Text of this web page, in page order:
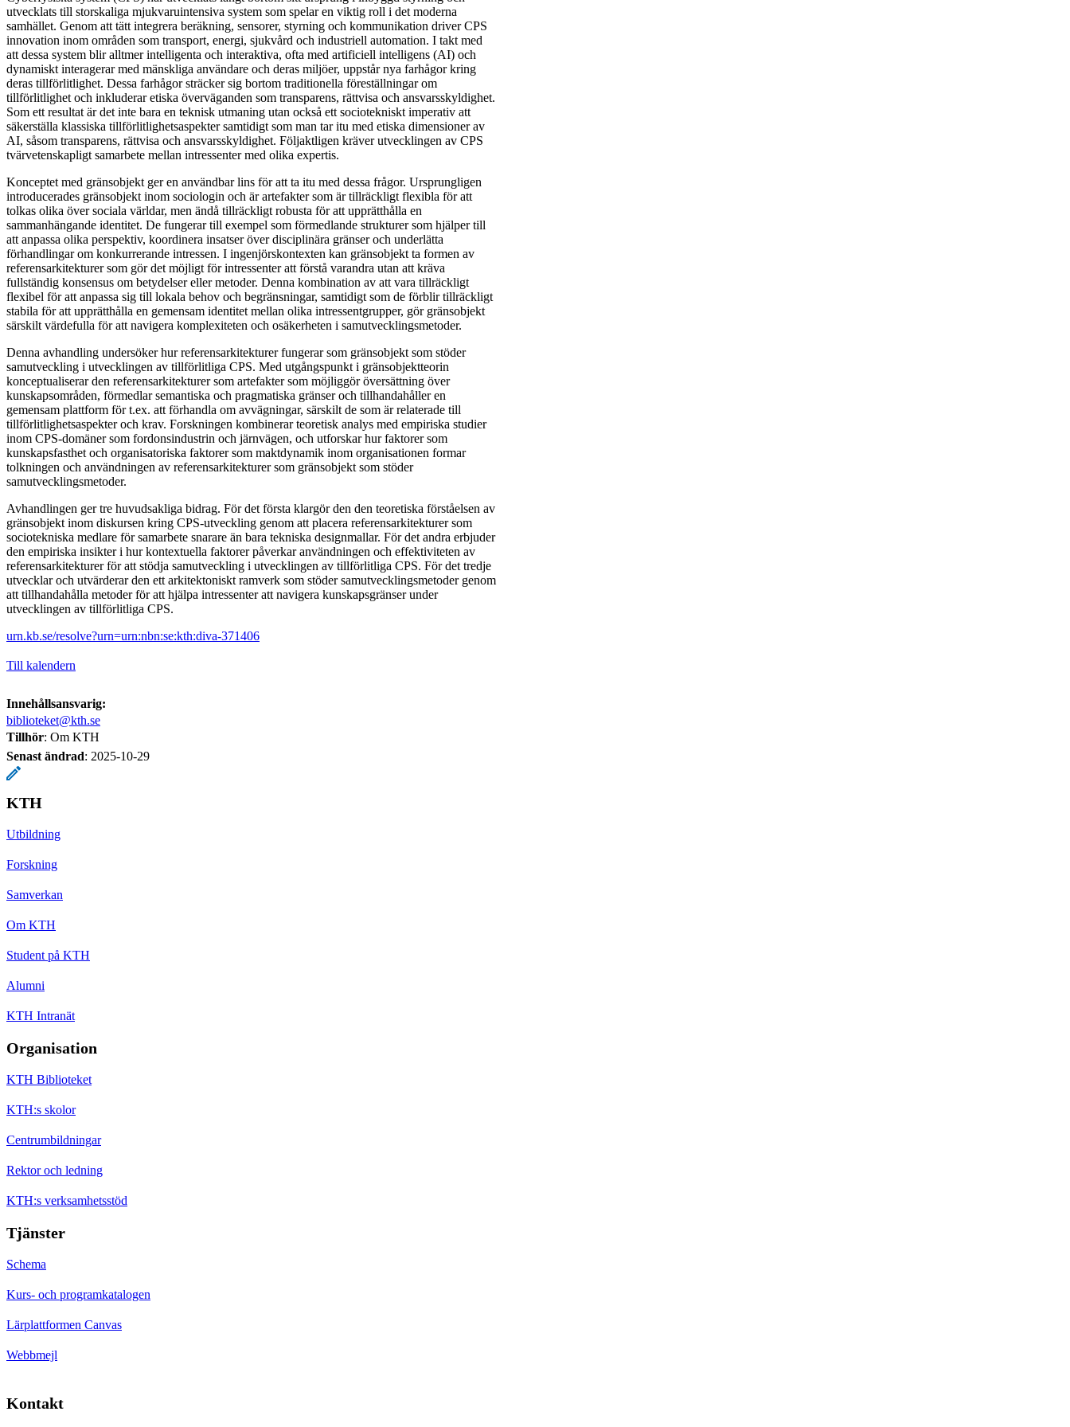
utvecklats till storskaliga mjukvaruintensiva system som spelar en viktig roll i det moderna
samhället. Genom att tätt integrera beräkning, sensorer, styrning och kommunikation driver CPS
innovation inom områden som transport, energi, sjukvård och industriell automation. I takt med
att dessa system blir alltmer intelligenta och interaktiva, ofta med artificiell intelligens (AI) och
dynamiskt interagerar med mänskliga användare och deras miljöer, uppstår nya farhågor kring
deras tillförlitlighet. Dessa farhågor sträcker sig bortom traditionella föreställningar om
tillförlitlighet och inkluderar etiska överväganden som transparens, rättvisa och ansvarsskyldighet.
Som ett resultat är det inte bara en teknisk utmaning utan också ett sociotekniskt imperativ att
säkerställa klassiska tillförlitlighetsaspekter samtidigt som man tar itu med etiska dimensioner av
AI, såsom transparens, rättvisa och ansvarsskyldighet. Följaktligen kräver utvecklingen av CPS
tvärvetenskapligt samarbete mellan intressenter med olika expertis.
Konceptet med gränsobjekt ger en användbar lins för att ta itu med dessa frågor. Ursprungligen
introducerades gränsobjekt inom sociologin och är artefakter som är tillräckligt flexibla för att
tolkas olika över sociala världar, men ändå tillräckligt robusta för att upprätthålla en
sammanhängande identitet. De fungerar till exempel som förmedlande strukturer som hjälper till
att anpassa olika perspektiv, koordinera insatser över disciplinära gränser och underlätta
förhandlingar om konkurrerande intressen. I ingenjörskontexten kan gränsobjekt ta formen av
referensarkitekturer som gör det möjligt för intressenter att förstå varandra utan att kräva
fullständig konsensus om betydelser eller metoder. Denna kombination av att vara tillräckligt
flexibel för att anpassa sig till lokala behov och begränsningar, samtidigt som de förblir tillräckligt
stabila för att upprätthålla en gemensam identitet mellan olika intressentgrupper, gör gränsobjekt
särskilt värdefulla för att navigera komplexiteten och osäkerheten i samutvecklingsmetoder.
Denna avhandling undersöker hur referensarkitekturer fungerar som gränsobjekt som stöder
samutveckling i utvecklingen av tillförlitliga CPS. Med utgångspunkt i gränsobjektteorin
konceptualiserar den referensarkitekturer som artefakter som möjliggör översättning över
kunskapsområden, förmedlar semantiska och pragmatiska gränser och tillhandahåller en
gemensam plattform för t.ex. att förhandla om avvägningar, särskilt de som är relaterade till
tillförlitlighetsaspekter och krav. Forskningen kombinerar teoretisk analys med empiriska studier
inom CPS-domäner som fordonsindustrin och järnvägen, och utforskar hur faktorer som
kunskapsfasthet och organisatoriska faktorer som maktdynamik inom organisationen formar
tolkningen och användningen av referensarkitekturer som gränsobjekt som stöder
samutvecklingsmetoder.
Avhandlingen ger tre huvudsakliga bidrag. För det första klargör den den teoretiska förståelsen av
gränsobjekt inom diskursen kring CPS-utveckling genom att placera referensarkitekturer som
sociotekniska medlare för samarbete snarare än bara tekniska designmallar. För det andra erbjuder
den empiriska insikter i hur kontextuella faktorer påverkar användningen och effektiviteten av
referensarkitekturer för att stödja samutveckling i utvecklingen av tillförlitliga CPS. För det tredje
utvecklar och utvärderar den ett arkitektoniskt ramverk som stöder samutvecklingsmetoder genom
att tillhandahålla metoder för att hjälpa intressenter att navigera kunskapsgränser under
utvecklingen av tillförlitliga CPS.
urn.kb.se/resolve?urn=urn:nbn:se:kth:diva-371406
Till kalendern
Innehållsansvarig:
biblioteket@kth.se
Tillhör: Om KTH
Senast ändrad: 2025-10-29
KTH
Utbildning
Forskning
Samverkan
Om KTH
Student på KTH
Alumni
KTH Intranät
Organisation
KTH Biblioteket
KTH:s skolor
Centrumbildningar
Rektor och ledning
KTH:s verksamhetsstöd
Tjänster
Schema
Kurs- och programkatalogen
Lärplattformen Canvas
Webbmejl
Kontakt